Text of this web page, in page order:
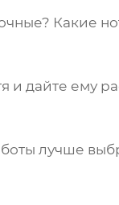
Какие
и дайте ему
лучше